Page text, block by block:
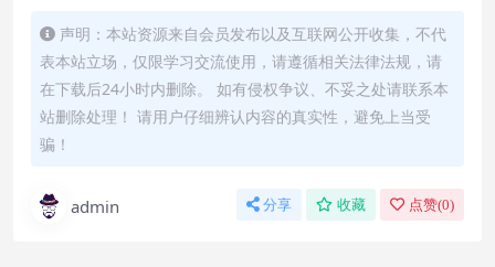
声明：本站资源来自会员发布以及互联网公开收集，不代
表本站立场，仅限学习交流使用，请遵循相关法律法规，请
在下载后24小时内删除。 如有侵权争议、不妥之处请联系本
站删除处理！ 请用户仔细辨认内容的真实性，避免上当受
骗！
admin 分享 收藏 点赞(0)